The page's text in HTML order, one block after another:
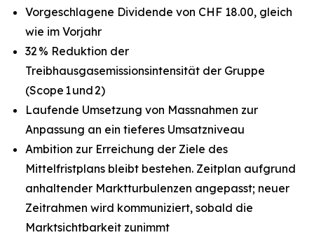
Vorgeschlagene Dividende von CHF 18.00, gleich
wie im Vorjahr
32 % Reduktion der
Treibhausgasemissionsintensität der Gruppe
(Scope 1 und 2)
Laufende Umsetzung von Massnahmen zur
Anpassung an ein tieferes Umsatzniveau
Ambition zur Erreichung der Ziele des
Mittelfristplans bleibt bestehen. Zeitplan aufgrund
anhaltender Marktturbulenzen angepasst; neuer
Zeitrahmen wird kommuniziert, sobald die
Marktsichtbarkeit zunimmt